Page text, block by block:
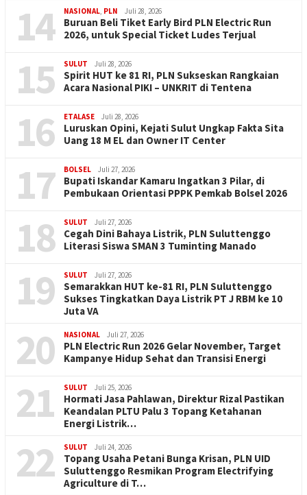
14 NASIONAL, PLN Juli 28, 2026
Buruan Beli Tiket Early Bird PLN Electric Run
2026, untuk Special Ticket Ludes Terjual
15 SULUT Juli 28, 2026
Spirit HUT ke 81 RI, PLN Sukseskan Rangkaian
Acara Nasional PIKI – UNKRIT di Tentena
16 ETALASE Juli 28, 2026
Luruskan Opini, Kejati Sulut Ungkap Fakta Sita
Uang 18 M EL dan Owner IT Center
17 BOLSEL Juli 27, 2026
Bupati Iskandar Kamaru Ingatkan 3 Pilar, di
Pembukaan Orientasi PPPK Pemkab Bolsel 2026
18 SULUT Juli 27, 2026
Cegah Dini Bahaya Listrik, PLN Suluttenggo
Literasi Siswa SMAN 3 Tuminting Manado
19 SULUT Juli 27, 2026
Semarakkan HUT ke-81 RI, PLN Suluttenggo
Sukses Tingkatkan Daya Listrik PT J RBM ke 10
Juta VA
20 NASIONAL Juli 27, 2026
PLN Electric Run 2026 Gelar November, Target
Kampanye Hidup Sehat dan Transisi Energi
21 SULUT Juli 25, 2026
Hormati Jasa Pahlawan, Direktur Rizal Pastikan
Keandalan PLTU Palu 3 Topang Ketahanan
Energi Listrik…
22 SULUT Juli 24, 2026
Topang Usaha Petani Bunga Krisan, PLN UID
Suluttenggo Resmikan Program Electrifying
Agriculture di T…